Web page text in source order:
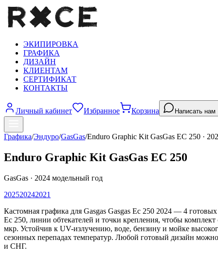
ЭКИПИРОВКА
ГРАФИКА
ДИЗАЙН
КЛИЕНТАМ
СЕРТИФИКАТ
КОНТАКТЫ
Личный кабинет Избранное Корзина Написать нам
Графика/Эндуро/GasGas/Enduro Graphic Kit GasGas EC 250 ·
Enduro Graphic Kit GasGas EC 250
GasGas · 2024 модельный год
202520242021
Кастомная графика для Gasgas Gasgas Ec 250 2024 — 4
Ec 250, линии обтекателей и точки крепления, чтобы
мкр. Устойчив к UV-излучению, воде, бензину и мойке
сезонных перепадах температур. Любой готовый дизайн
и СНГ.